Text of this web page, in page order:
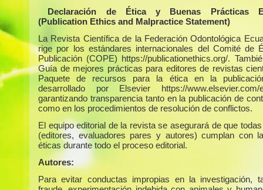
Declaración de Ética y Buenas Prácticas
(Publication Ethics and Malpractice Statement)
La Revista Científica de la Federación Odontológica
rige por los estándares internacionales del Comité de
Publicación (COPE) https://publicationethics.org/.
Guía de mejores prácticas para editores de revistas
Paquete de recursos para la ética en la
desarrollado por Elsevier https://www.elsevier.com/
garantizando transparencia tanto en la publicación de
como en los procedimientos de resolución de conflictos.
El equipo editorial de la revista se asegurará de que
(editores, evaluadores pares y autores) cumplan con
éticas durante todo el proceso editorial.
Autores:
Para evitar conductas impropias en la investigación,